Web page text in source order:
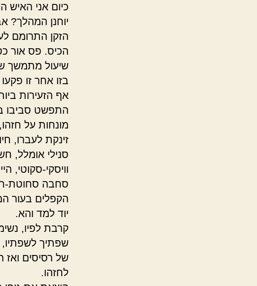
כיום אני האיש
יוחנן המהלך?
הזקן התרומם
הכיס. פס אור
שיעול מתמשך
בזו אחר זו
אף הזעירות
התפשט סביבו
מונחות על
זינקת לעברו,
סנילי אומלל,
וויסקי-סקוטי,
סחבה סחוטת-
הקפלים בעור
יוד למד והא.
קרבת לפיו,
שפתיך
של רסיסים ואז
לחזהו.